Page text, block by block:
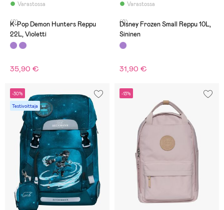
Varastossa
(0)
K-Pop Demon Hunters Reppu
22L, Violetti
35,90 €
Varastossa
(0)
Disney Frozen Small Reppu 10L,
Sininen
31,90 €
-30%
Testivoittaja
-13%